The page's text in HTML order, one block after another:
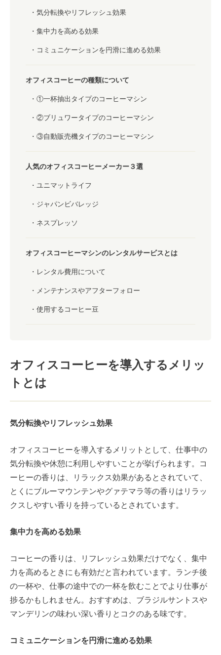
気分転換やリフレッシュ効果
集中力を高める効果
コミュニケーションを円滑に進める効果
オフィスコーヒーの種類について
①一杯抽出タイプのコーヒーマシン
②ブリュワータイプのコーヒーマシン
③自動販売機タイプのコーヒーマシン
人気のオフィスコーヒーメーカー３選
ユニマットライフ
ジャパンビバレッジ
ネスプレッソ
オフィスコーヒーマシンのレンタルサービスとは
レンタル費用について
メンテナンスやアフターフォロー
使用するコーヒー豆
オフィスコーヒーを導入するメリッ
トとは
気分転換やリフレッシュ効果
オフィスコーヒーを導入するメリットとして、 仕事中の
気分転換や休憩に利用しやすいことが挙げられます。コ
ーヒーの香りは、リラックス効果があるとされていて、
とくにブルーマウンテンやグァテマラ等の香りはリラッ
クスしやすい香りを持っているとされています。
集中力を高める効果
コーヒーの香りは、リフレッシュ効果だけでなく、集中
力を高めるときにも有効だと言われています。ランチ後
の一杯や、仕事の途中での一杯を飲むことでより仕事が
捗るかもしれません。おすすめは、ブラジルサントスや
マンデリンの味わい深い香りとコクのある味です。
コミュニケーションを円滑に進める効果